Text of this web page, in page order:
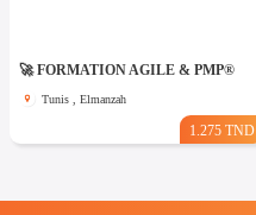
🚀 FORMATION AGILE & PMP®
Tunis , Elmanzah
1.275 TND